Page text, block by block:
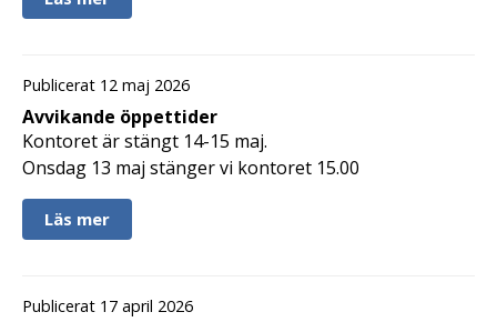
Publicerat 12 maj 2026
Avvikande öppettider
Kontoret är stängt 14-15 maj.
Onsdag 13 maj stänger vi kontoret 15.00
Läs mer
Publicerat 17 april 2026